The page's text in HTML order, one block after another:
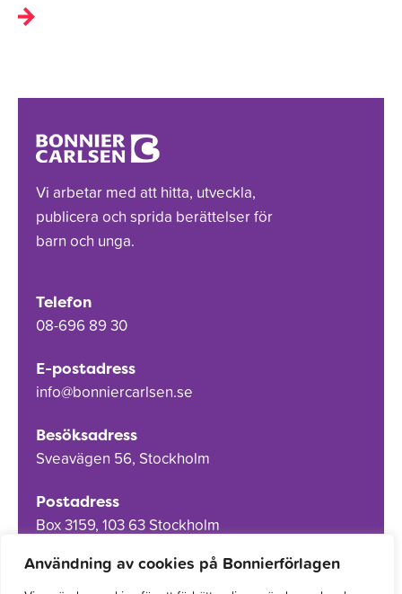
Användning av cookies på Bonnierförlagen
Vi arbetar med att hitta, utveckla,
publicera och sprida berättelser för
barn och unga.
Telefon
08-696 89 30
E-postadress
info@bonniercarlsen.se
Besöksadress
Sveavägen 56, Stockholm
Postadress
Box 3159, 103 63 Stockholm